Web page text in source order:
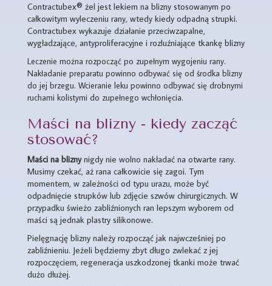
Contractubex® żel jest lekiem na blizny stosowanym po
całkowitym wyleczeniu rany, wtedy kiedy odpadną strupki.
Contractubex wykazuje działanie przeciwzapalne,
wygładzające, antyproliferacyjne i rozluźniające tkankę blizny
Leczenie można rozpocząć po zupełnym wygojeniu rany.
Nakładanie preparatu powinno odbywać się od środka blizny
do jej brzegu. Wcieranie leku powinno odbywać się drobnymi
ruchami kolistymi do zupełnego wchłonięcia.
Maści na blizny - kiedy zacząć
stosować?
Maści na bliznynigdy nie wolno nakładać na otwarte rany.
Musimy czekać, aż rana całkowicie się zagoi. Tym
momentem, w zależności od typu urazu, może być
odpadnięcie strupków lub zdjęcie szwów chirurgicznych. W
przypadku świeżo zabliźnionych ran lepszym wyborem od
maści są jednak plastry silikonowe.
Pielęgnację blizny należy rozpocząć jak najwcześniej po
zabliźnieniu. Jeżeli będziemy zbyt długo zwlekać z jej
rozpoczęciem, regeneracja uszkodzonej tkanki może trwać
dużo dłużej.